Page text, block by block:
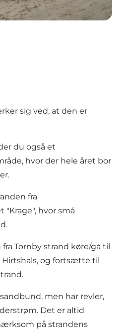
sig ved, at den er
du også et
, hvor der hele året bor
fra
hvor små
Tornby strand køre/gå til
og fortsætte til
men har revler,
Det er altid
på strandens